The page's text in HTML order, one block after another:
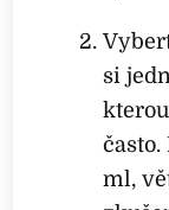
si
ml,